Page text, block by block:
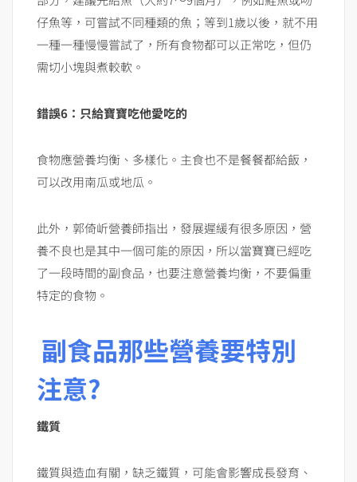
仔魚等，可嘗試不同種類的魚；等到1歲以後，就不用
一種一種慢慢嘗試了，所有食物都可以正常吃，但仍
需切小塊與煮較軟。
錯誤6：只給寶寶吃他愛吃的
食物應營養均衡、多樣化。主食也不是餐餐都給飯，
可以改用南瓜或地瓜。
此外，郭倚岓營養師指出，發展遲緩有很多原因，營
養不良也是其中一個可能的原因，所以當寶寶已經吃
了一段時間的副食品，也要注意營養均衡，不要偏重
特定的食物。
副食品那些營養要特別
注意?
鐵質
鐵質與造血有關，缺乏鐵質，可能會影響成長發育、